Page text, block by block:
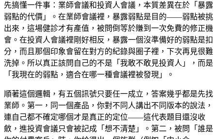
先搞懂一件事：業師會議和投資人會議，本質差異在於「暴露
弱點的代價」。在業師會議裡，暴露弱點是目的——弱點被挑
出來，這場健診才有產值，被問倒等於賺到一次免費的修正機
會。在投資人會議裡剛好相反，暴露一個沒準備好的弱點是扣
分，而且那個印象會留在對方的紀錄與圈子裡，下次再見很難
洗掉。所以真正該問自己的不是「我敢不敢見投資人」，而是
「我現在的弱點，適合在哪一種會議裡被發現」。
順著這個邏輯，有五個訊號只要任一成立，答案幾乎都是先找
業師。第一，同一個產品，你對不同人講出不同版本的說法，
連自己都不確定哪個才是真正的定位——這代表題目還沒收
斂，進投資會議只會被記成「想不清楚」。第二，被問「誰是